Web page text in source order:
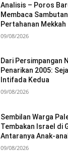
Analisis – Poros
Membaca
Pertahanan Mekkah
09/08/2026
Dari Persimpangan
Penarikan 2005:
Intifada Kedua
09/08/2026
Sembilan Warga
Tembakan Israel di
Antaranya Anak-
09/08/2026